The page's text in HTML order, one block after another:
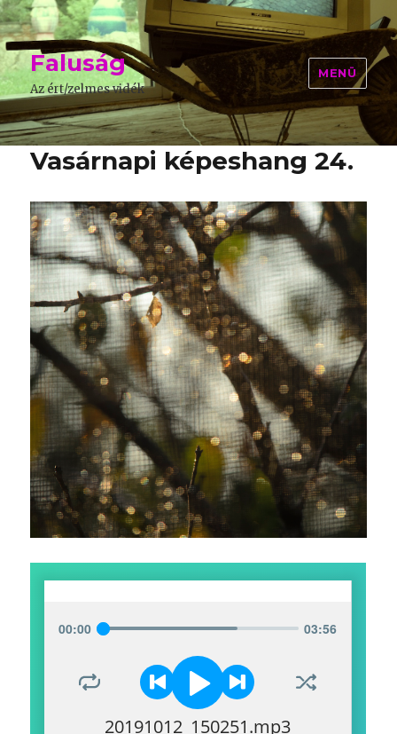
Faluság
Az ért/zelmes vidék
MENÜ
Vasárnapi képeshang 24.